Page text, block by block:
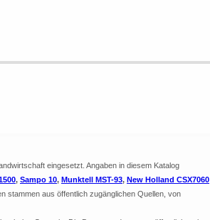
eingesetzt. Angaben in diesem Katalog
, Sampo 10, Munktell MST-93, New Holland CSX7060
stammen aus öffentlich zugänglichen Quellen, von